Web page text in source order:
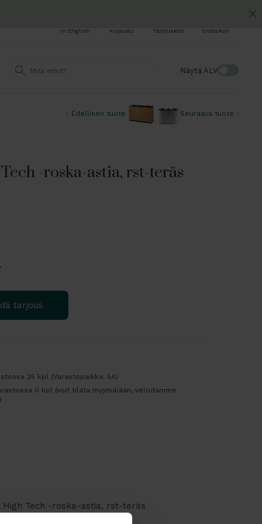
Ostoskori
Tarjouskori
Kirjaudu
In English
Näytä ALV
Edellinen tuote Seuraava tuote
-roska-astia, rst-teräs
tarjous
25 kpl (Varastopaikka: 5A)
0 kpl (voit tilata myymälään, veloitamme
High Tech -roska-astia, rst-teräs